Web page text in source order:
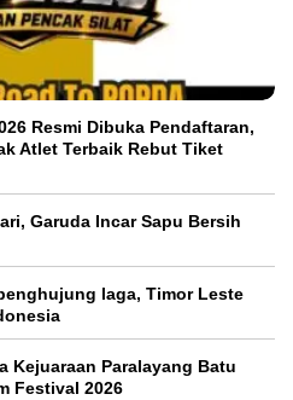
Resmi Dibuka Pendaftaran,
Atlet Terbaik Rebut Tiket
Garuda Incar Sapu Bersih
laga, Timor Leste
Kejuaraan Paralayang Batu
Festival 2026